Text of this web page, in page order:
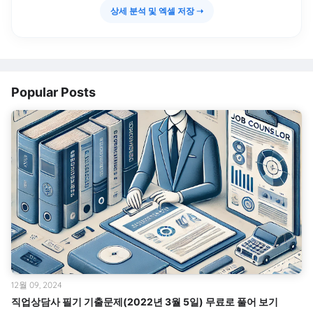
상세 분석 및 엑셀 저장 ➝
Popular Posts
직업상담사 필기 기출문제(2022년 3월 5일) 무료로 풀어 보기
12월 09, 2024